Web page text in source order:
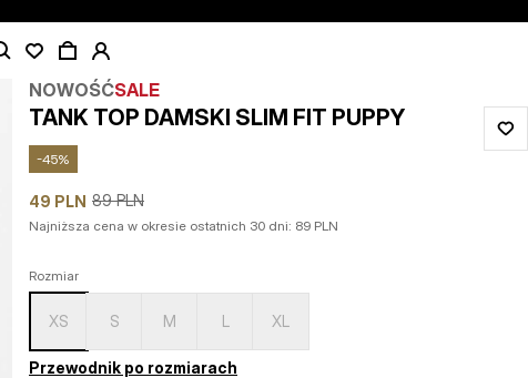
NOWOŚĆSALE
TANK TOP DAMSKI SLIM FIT PUPPY
-45%
49 PLN 89 PLN
Najniższa cena w okresie ostatnich 30 dni: 89 PLN
Rozmiar
XS S M L XL
Przewodnik po rozmiarach